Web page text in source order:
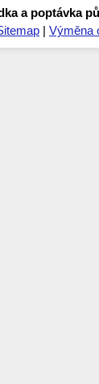
a poptávka
| Výměna